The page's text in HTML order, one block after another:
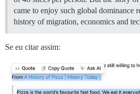
came to enjoy such global dominance
history of migration, economics and
Se eu citar assim: